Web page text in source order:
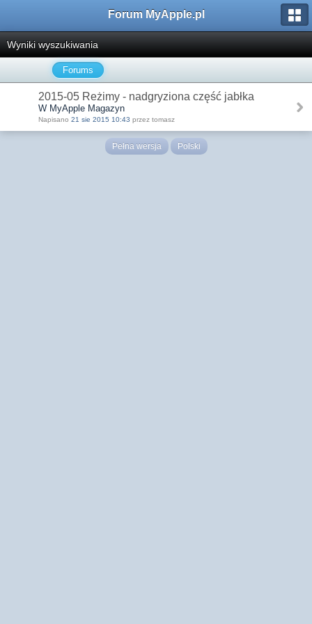
Forum MyApple.pl
Wyniki wyszukiwania
Forums
2015-05 Reżimy - nadgryziona część jabłka
W MyApple Magazyn
Napisano 21 sie 2015 10:43 przez tomasz
Pełna wersja Polski